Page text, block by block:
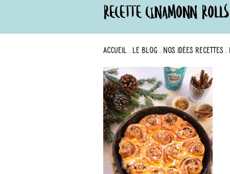
RECETTE CINAMONN
Accueil . Le blog . Nos idées recettes .